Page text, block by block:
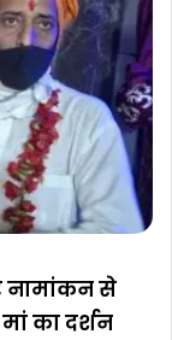
नामांकन से
का दर्शन